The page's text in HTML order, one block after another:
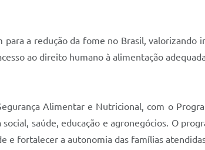
a redução da fome no Brasil, valorizando
ao direito humano à alimentação
Alimentar e Nutricional, com o
saúde, educação e agronegócios. O
e fortalecer a autonomia das famílias